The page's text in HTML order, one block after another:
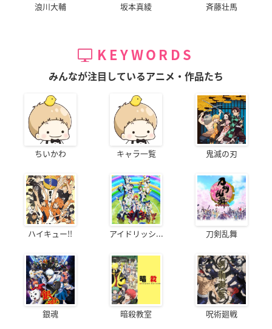
浪川大輔 坂本真綾 斉藤壮馬
KEYWORDS
みんなが注目しているアニメ・作品たち
ちいかわ キャラ一覧 鬼滅の刃
ハイキュー!! アイドリッシ... 刀剣乱舞
銀魂 暗殺教室 呪術廻戦